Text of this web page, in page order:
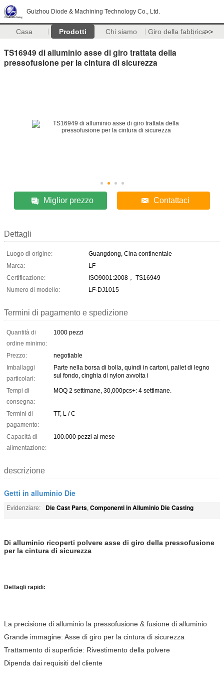
Guizhou Diode & Machining Technology Co., Ltd.
Casa Prodotti Chi siamo Giro della fabbrica>>
TS16949 di alluminio asse di giro trattata della
pressofusione per la cintura di sicurezza
Miglior prezzo Contattaci
Dettagli
Luogo di origine:
Guangdong, Cina continentale
Marca:
LF
Certificazione:
ISO9001:2008， TS16949
Numero di modello:
LF-DJ1015
Termini di pagamento e spedizione
Quantità di
ordine minimo:
1000 pezzi
Prezzo:
negotiable
Imballaggi
particolari:
Parte nella borsa di bolla, quindi in cartoni, pallet di legno
sul fondo, cinghia di nylon avvolta i
Tempi di
consegna:
MOQ 2 settimane, 30,000pcs+: 4 settimane.
Termini di
pagamento:
TT, L / C
Capacità di
alimentazione:
100.000 pezzi al mese
descrizione
Getti in alluminio Die
Evidenziare: Die Cast Parts, Componenti in Alluminio Die Casting
Di alluminio ricoperti polvere asse di giro della pressofusione
per la cintura di sicurezza
Dettagli rapidi:
La precisione di alluminio la pressofusione & fusione di alluminio
Grande immagine: Asse di giro per la cintura di sicurezza
Trattamento di superficie: Rivestimento della polvere
Dipenda dai requisiti del cliente